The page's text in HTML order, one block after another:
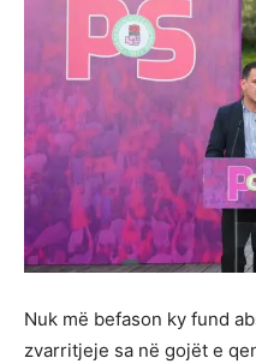
Nuk më befason ky fund
zvarritjeje sa në gojët e